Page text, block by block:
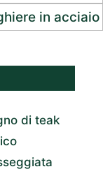
in acciaio
di teak